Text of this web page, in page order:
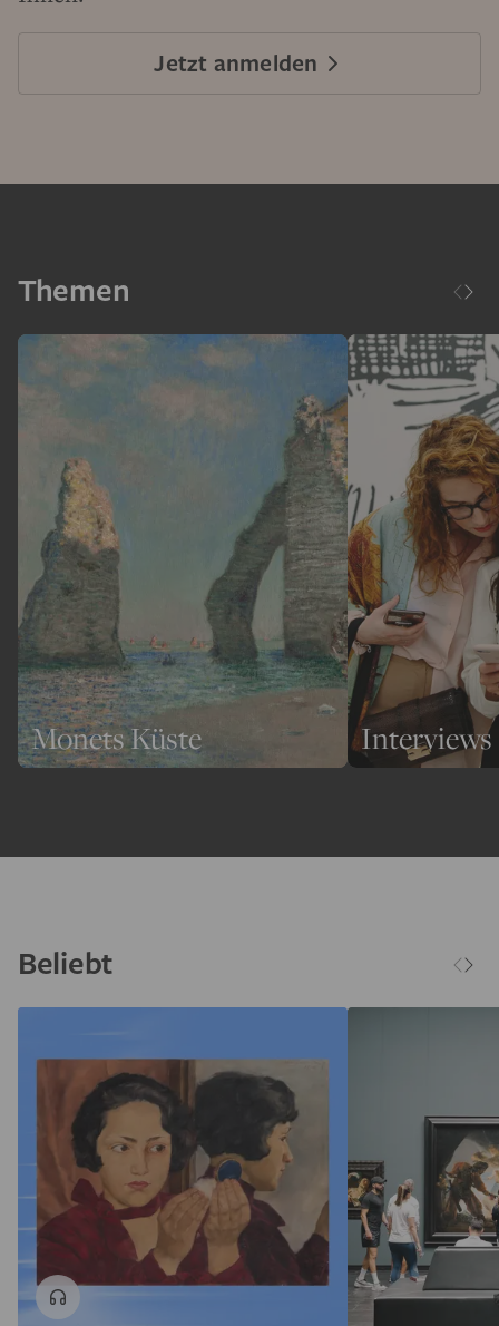
Jetzt anmelden
Themen
Monets Küste Interviews
Beliebt